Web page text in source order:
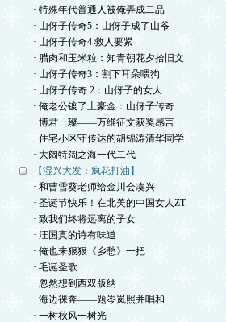
· 特殊年代普通人被俺弄成二品
· 山伢子传奇5：山伢子成了山爷
· 山伢子传奇4 救人要紧
· 腊肉和玉米粒：知青朝花夕拾旧文
· 山伢子传奇3：割下耳朵喂狗
· 山伢子传奇 2：山伢子的女人
· 俺老公镀了土豪金：山伢子传奇
· 博君一璨——万维征文获奖感言
· 住宅小区守传达的胡锦涛清华同学
· 大阔特阔之海一代二代
【湿兴大发：疯花打油】
· 和曹雪葵老师给金川会凑兴
· 圣诞节快乐！在北美的中国女人ZT
· 致我们终将远离的子女
· 汪国真的诗有味道
· 俺也来狠狠《乡愁》一把
· 毛诞圣歌
· 忽然想到西双版纳
· 海边裸奔——题岑岚照并唱和
· 一树秋风一树光